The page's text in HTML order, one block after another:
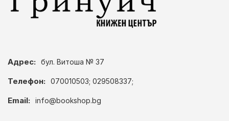
Адрес: бул. Витоша № 37
Телефон: 070010503; 029508337;
Email: info@bookshop.bg